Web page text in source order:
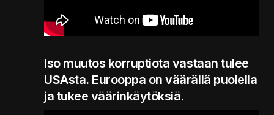
Iso muutos korruptiota vastaan tulee
USAsta. Eurooppa on väärällä puolella
ja tukee väärinkäytöksiä.